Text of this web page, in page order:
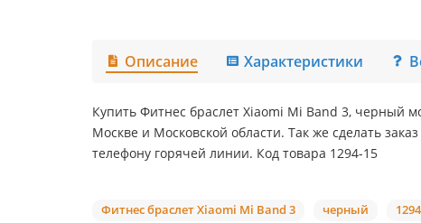
Описание Характеристики
Купить Фитнес браслет Xiaomi Mi Band 3, черный
Москве и Московской области. Так же сделать
телефону горячей линии. Код товара 1294-15
Фитнес браслет Xiaomi Mi Band 3 черный